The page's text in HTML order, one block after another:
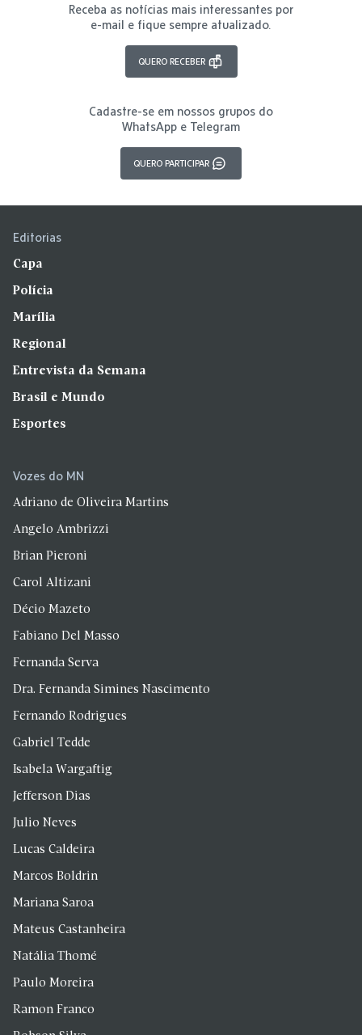
Receba as notícias mais interessantes por
e-mail e fique sempre atualizado.
QUERO RECEBER
Cadastre-se em nossos grupos do
WhatsApp e Telegram
QUERO PARTICIPAR
Editorias
Capa
Polícia
Marília
Regional
Entrevista da Semana
Brasil e Mundo
Esportes
Vozes do MN
Adriano de Oliveira Martins
Angelo Ambrizzi
Brian Pieroni
Carol Altizani
Décio Mazeto
Fabiano Del Masso
Fernanda Serva
Dra. Fernanda Simines Nascimento
Fernando Rodrigues
Gabriel Tedde
Isabela Wargaftig
Jefferson Dias
Julio Neves
Lucas Caldeira
Marcos Boldrin
Mariana Saroa
Mateus Castanheira
Natália Thomé
Paulo Moreira
Ramon Franco